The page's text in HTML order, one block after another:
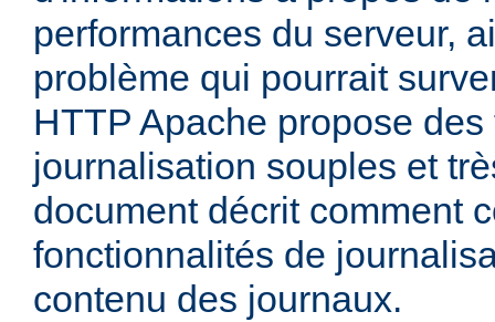
performances du serveur,
problème qui pourrait
HTTP Apache propose
journalisation souples et
document décrit comment
fonctionnalités de
contenu des journaux.